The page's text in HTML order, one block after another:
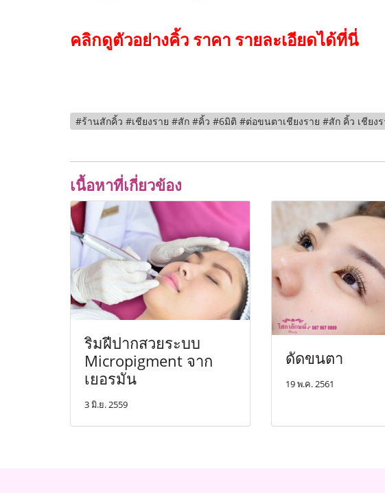
คลิกดูตัวอย่างคิ้ว ราคา รายละเอียดได้ที่นี่
#ร้านสักคิ้ว #เชียงราย #สัก #คิ้ว #6มิติ #ต่อขนตาเชียงราย #สัก คิ้ว เชีย
เนื้อหาที่เกี่ยวข้อง
ริมฝีปากสวยระบบ
Micropigment จาก
เยอรมัน
3 มิ.ย. 2559
ดัดขนตา
19 พ.ค. 2561